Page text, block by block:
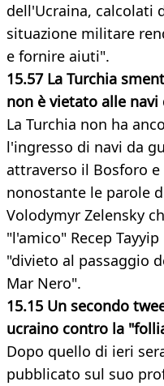
dell'Ucraina, calcolati
situazione militare
e fornire aiuti".
15.57 La Turchia
non è vietato alle navi
La Turchia non ha
l'ingresso di navi da
attraverso il Bosforo
nonostante le parole
Volodymyr Zelensky
"l'amico" Recep
"divieto al passaggio
Mar Nero".
15.15 Un secondo
ucraino contro la
Dopo quello di ieri
pubblicato sul suo